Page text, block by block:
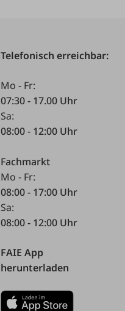
Telefonisch erreichbar:
Mo - Fr:
07:30 - 17.00 Uhr
Sa:
08:00 - 12:00 Uhr
Fachmarkt
Mo - Fr:
08:00 - 17:00 Uhr
Sa:
08:00 - 12:00 Uhr
FAIE App
herunterladen